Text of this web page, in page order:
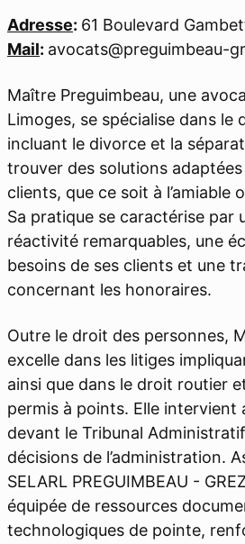
Adresse: 61 Boulevard
Mail: avocats@preguimbeau-
Maître Preguimbeau, une
Limoges, se spécialise dans le
incluant le divorce et la
trouver des solutions
clients, que ce soit à l’amiable
Sa pratique se caractérise par
réactivité remarquables, une
besoins de ses clients et une
concernant les honoraires.
Outre le droit des personnes,
excelle dans les litiges
ainsi que dans le droit routier
permis à points. Elle intervient
devant le Tribunal
décisions de l’administration.
SELARL PREGUIMBEAU -
équipée de ressources
technologiques de pointe,